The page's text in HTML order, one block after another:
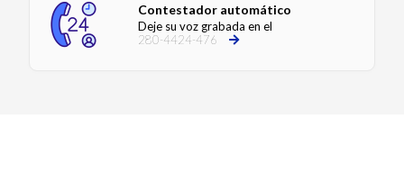
Contestador automático
Deje su voz grabada en el
280-4424-476